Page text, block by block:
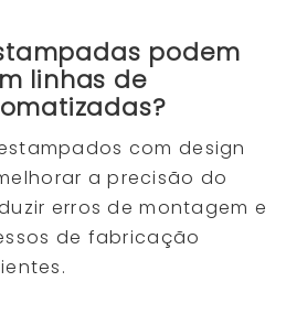
podem
linhas de
com design
a precisão do
erros de montagem e
de fabricação